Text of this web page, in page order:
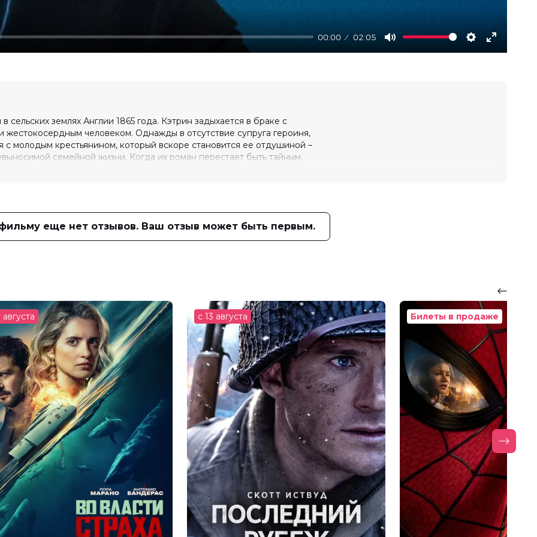
00:00 02:05
Mute Settings
Enter
землях Англии 1865 года. Кэтрин задыхается в браке с
человеком. Однажды в отсутствие супруга героиня,
с молодым крестьянином, который вскоре становится ее отдушиной –
семейной жизни. Когда их роман перестает быть тайным,
лучшей актрисой по мнению дублинских критиков и удостоена
International Film Festival.
Naomi Ackie, Кристофер
Ребекка Мэнли, Флер Хаудейк,
Кристофер Гранье-Деферр
еще нет отзывов. Ваш отзыв может быть первым.
августа с 13 августа Билеты в продаже